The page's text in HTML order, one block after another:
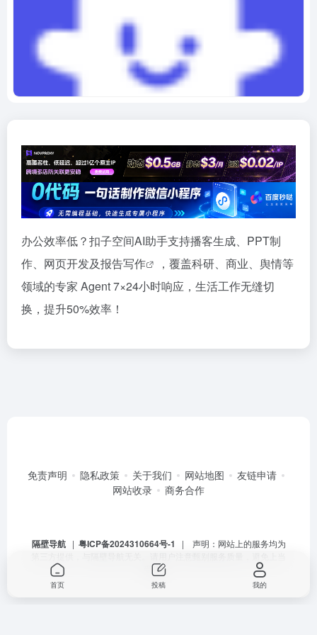
办公效率低？扣子空间AI助手支持播客生成、PPT制
作、网页开发及报告写作
，覆盖科研、商业、舆情等
领域的专家 Agent 7×24小时响应，生活工作无缝切
换，提升50%效率！
免责声明 隐私政策 关于我们 网站地图
友链申请
网站收录
商务合作
隔壁导航| 粤ICP备2024310664号-1
| 声明：网站上的服务均为
受骗。
首页 投稿 我的